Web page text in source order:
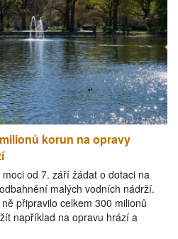
korun na opravy
od 7. září žádat o dotaci na
malých vodních nádrží.
připravilo celkem 300 milionů
například na opravu hrází a